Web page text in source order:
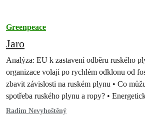
Greenpeace
Jaro
Analýza: EU k zastavení odběru ruského
organizace volají po rychlém odklonu od
zbavit závislosti na ruském plynu • Co
spotřeba ruského plynu a ropy? •
mohli v Česku řešit už dekády. Začneme
Radim Nevyhoštěný